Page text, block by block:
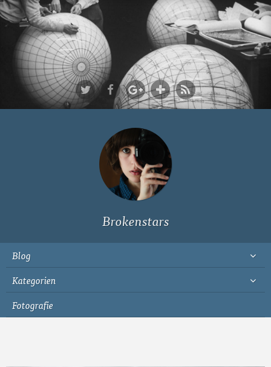
Ich bin Fyn,
23, und
wohne in
Köln
Brokenstars
Blog
Kategorien
Fotografie